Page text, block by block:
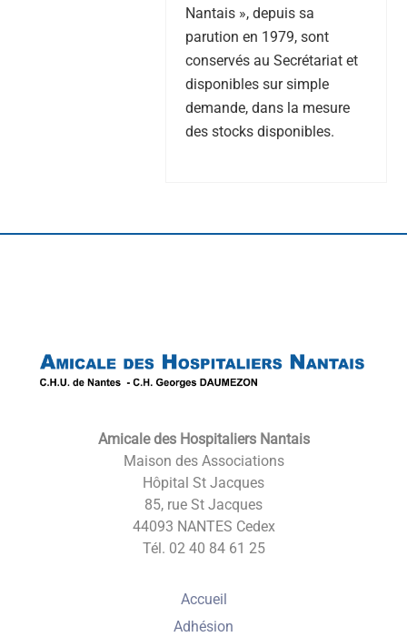
Nantais », depuis sa
parution en 1979, sont
conservés au Secrétariat et
disponibles sur simple
demande, dans la mesure
des stocks disponibles.
To
Top
Amicale des Hospitaliers Nantais
Maison des Associations
Hôpital St Jacques
85, rue St Jacques
44093 NANTES Cedex
Tél. 02 40 84 61 25
Accueil
Adhésion